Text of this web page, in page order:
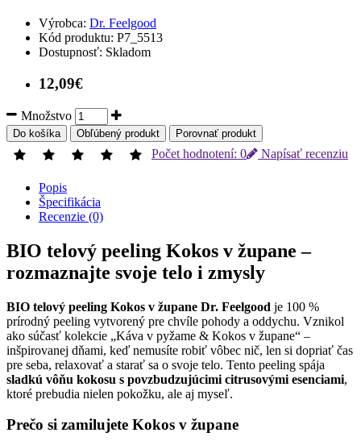
Výrobca: Dr. Feelgood
Kód produktu: P7_5513
Dostupnosť: Skladom
12,09€
Množstvo
Do košíka Obľúbený produkt Porovnať produkt
Počet hodnotení: 0 Napísať recenziu
Popis
Špecifikácia
Recenzie (0)
BIO telový peeling Kokos v župane –
rozmaznajte svoje telo i zmysly
BIO telový peeling Kokos v župane Dr. Feelgood je 100 %
prírodný peeling vytvorený pre chvíle pohody a oddychu. Vznikol
ako súčasť kolekcie „Káva v pyžame & Kokos v župane“ –
inšpirovanej dňami, keď nemusíte robiť vôbec nič, len si dopriať čas
pre seba, relaxovať a starať sa o svoje telo. Tento peeling spája
sladkú vôňu kokosu s povzbudzujúcimi citrusovými esenciami,
ktoré prebudia nielen pokožku, ale aj myseľ.
Prečo si zamilujete Kokos v župane